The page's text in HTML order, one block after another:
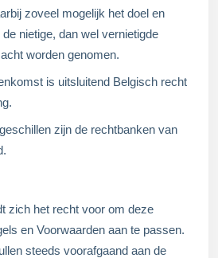
zoveel mogelijk het doel en
nietige, dan wel vernietigde
worden genomen.
is uitsluitend Belgisch recht
zijn de rechtbanken van
zich het recht voor om deze
en Voorwaarden aan te passen.
steeds voorafgaand aan de